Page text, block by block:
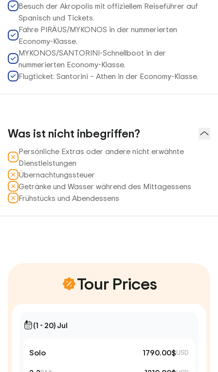
Besuch der Akropolis mit offiziellem Reiseführer auf
Spanisch und Tickets.
Fähre PIRÄUS/MYKONOS in der nummerierten
Economy-Klasse.
MYKONOS/SANTORINI-Schnellboot in der
nummerierten Economy-Klasse.
Flugticket: Santorini – Athen in der Economy-Klasse.
Was ist nicht inbegriffen?
Persönliche Extras oder andere nicht erwähnte
Dienstleistungen
Übernachtungssteuer
Getränke und Wasser während des Mittagessens
Frühstücks und Abendessens
Tour Prices
(1 - 20) Jul
Solo 1790.00$USD